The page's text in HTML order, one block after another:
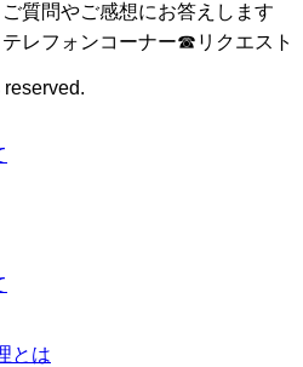
質問やご感想にお答えします
レフォンコーナー☎リクエスト
とは